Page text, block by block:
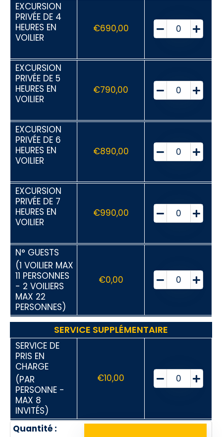
EXCURSION
PRIVÉE DE 4
HEURES EN
VOILIER
€690,00
EXCURSION
PRIVÉE DE 5
HEURES EN
VOILIER
€790,00
EXCURSION
PRIVÉE DE 6
HEURES EN
VOILIER
€890,00
EXCURSION
PRIVÉE DE 7
HEURES EN
VOILIER
€990,00
N° GUESTS
(1 VOILIER MAX
11 PERSONNES
- 2 VOILIERS
MAX 22
PERSONNES)
€0,00
SERVICE SUPPLÉMENTAIRE
SERVICE DE
PRIS EN
CHARGE
(PAR
PERSONNE -
MAX 8
INVITÉS)
€10,00
Quantité :